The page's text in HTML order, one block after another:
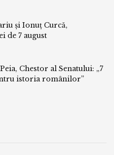
și Ionuț Curcă,
de 7 august
Chestor al Senatului: „7
istoria românilor”